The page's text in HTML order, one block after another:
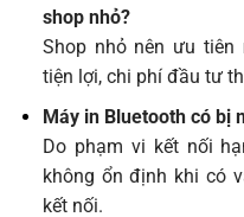
shop nhỏ?
Shop nhỏ nên ưu tiên
tiện lợi, chi phí đầu tư
Máy in Bluetooth có bị
Do phạm vi kết nối
không ổn định khi có
kết nối.